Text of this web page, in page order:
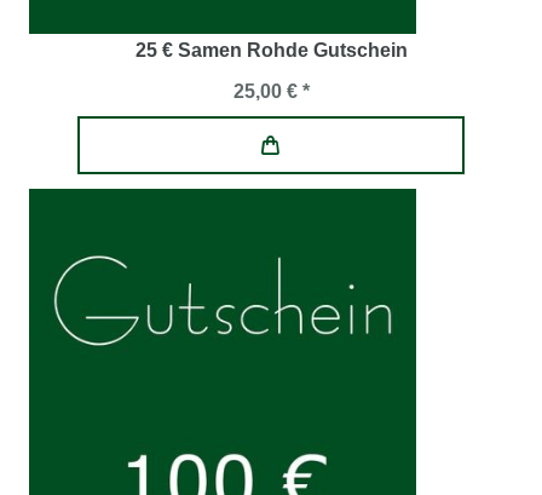
25 € Samen Rohde Gutschein
25,00 € *